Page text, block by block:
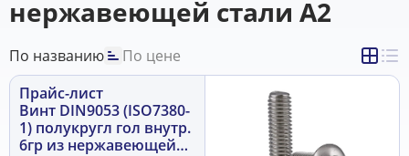
нержавеющей стали А2
По названию
По цене
Прайс-лист
Винт DIN9053 (ISO7380-
1) полукругл гол внутр.
6гр из нержавеющей